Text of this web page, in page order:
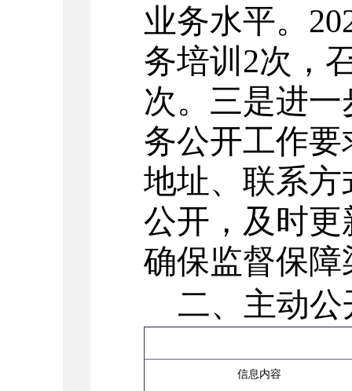
业务水平。
务培训 2次，
次。三是进
务公开工作
地址、联系
公开，及时
确保监督保
二、主动
信息内容